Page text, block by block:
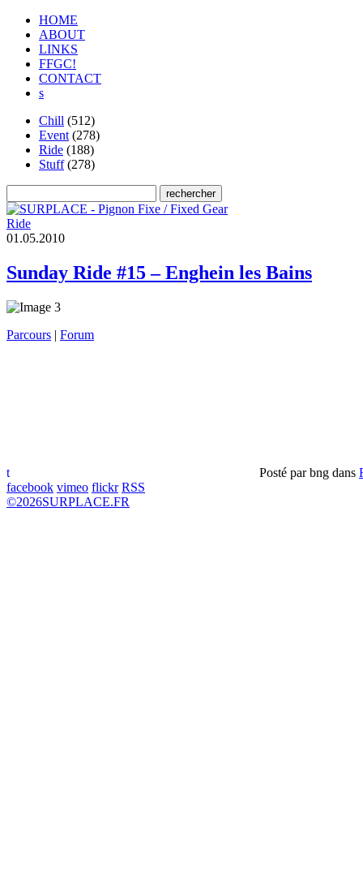
HOME
ABOUT
LINKS
FFGC!
CONTACT
s
Chill (512)
Event (278)
Ride (188)
Stuff(278)
Ride
01 .05.2010
Sunday Ride #15 – Enghein les Bains
Parcours | Forum
t Posté parbng dans
facebook vimeo flickr RSS
©2026SURPLACE.FR